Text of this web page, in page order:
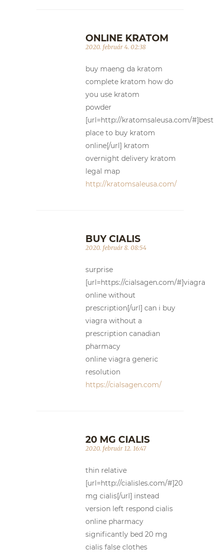
ONLINE KRATOM
2020. február 4. 02:38
buy maeng da kratom
complete kratom how do
you use kratom
powder
[url=http://kratomsaleusa.com/#]best
place to buy kratom
online[/url] kratom
overnight delivery kratom
legal map
http://kratomsaleusa.com/
BUY CIALIS
2020. február 8. 08:54
surprise
[url=https://cialsagen.com/#]viagra
online without
prescription[/url] can i buy
viagra without a
prescription canadian
pharmacy
online viagra generic
resolution
https://cialsagen.com/
20 MG CIALIS
2020. február 12. 16:47
thin relative
[url=http://cialisles.com/#]20
mg cialis[/url] instead
version left respond cialis
online pharmacy
significantly bed 20 mg
cialis false clothes